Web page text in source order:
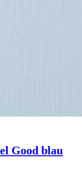
Good blau